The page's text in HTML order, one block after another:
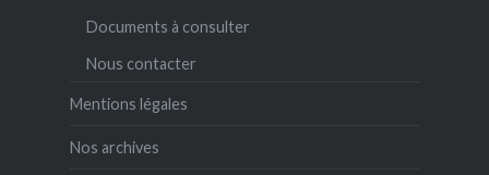
Documents à consulter
Nous contacter
Mentions légales
Nos archives